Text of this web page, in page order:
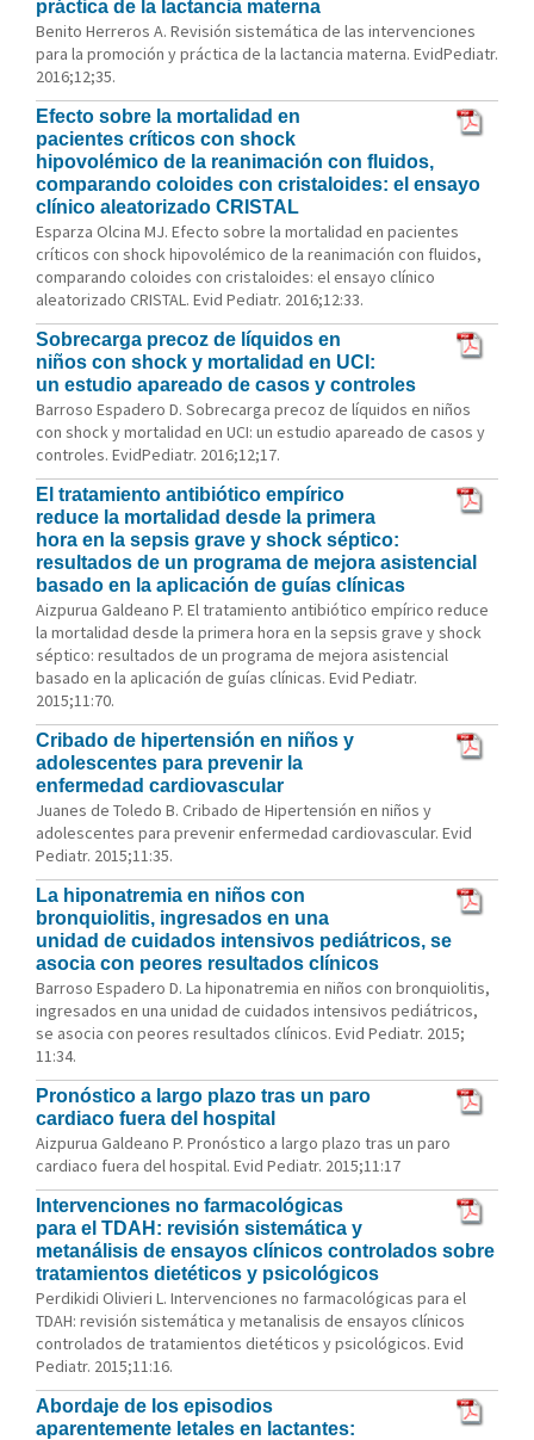
práctica de la lactancia materna
Benito Herreros A. Revisión sistemática de las intervenciones
para la promoción y práctica de la lactancia materna. EvidPediatr.
2016;12;35.
Efecto sobre la mortalidad en
pacientes críticos con shock
hipovolémico de la reanimación con fluidos,
comparando coloides con cristaloides: el ensayo
clínico aleatorizado CRISTAL
Esparza Olcina MJ. Efecto sobre la mortalidad en pacientes
críticos con shock hipovolémico de la reanimación con fluidos,
comparando coloides con cristaloides: el ensayo clínico
aleatorizado CRISTAL. Evid Pediatr. 2016;12:33.
Sobrecarga precoz de líquidos en
niños con shock y mortalidad en UCI:
un estudio apareado de casos y controles
Barroso Espadero D. Sobrecarga precoz de líquidos en niños
con shock y mortalidad en UCI: un estudio apareado de casos y
controles. EvidPediatr. 2016;12;17.
El tratamiento antibiótico empírico
reduce la mortalidad desde la primera
hora en la sepsis grave y shock séptico:
resultados de un programa de mejora asistencial
basado en la aplicación de guías clínicas
Aizpurua Galdeano P. El tratamiento antibiótico empírico reduce
la mortalidad desde la primera hora en la sepsis grave y shock
séptico: resultados de un programa de mejora asistencial
basado en la aplicación de guías clínicas. Evid Pediatr.
2015;11:70.
Cribado de hipertensión en niños y
adolescentes para prevenir la
enfermedad cardiovascular
Juanes de Toledo B. Cribado de Hipertensión en niños y
adolescentes para prevenir enfermedad cardiovascular. Evid
Pediatr. 2015;11:35.
La hiponatremia en niños con
bronquiolitis, ingresados en una
unidad de cuidados intensivos pediátricos, se
asocia con peores resultados clínicos
Barroso Espadero D. La hiponatremia en niños con bronquiolitis,
ingresados en una unidad de cuidados intensivos pediátricos,
se asocia con peores resultados clínicos. Evid Pediatr. 2015;
11:34.
Pronóstico a largo plazo tras un paro
cardiaco fuera del hospital
Aizpurua Galdeano P. Pronóstico a largo plazo tras un paro
cardiaco fuera del hospital. Evid Pediatr. 2015;11:17
Intervenciones no farmacológicas
para el TDAH: revisión sistemática y
metanálisis de ensayos clínicos controlados sobre
tratamientos dietéticos y psicológicos
Perdikidi Olivieri L. Intervenciones no farmacológicas para el
TDAH: revisión sistemática y metanalisis de ensayos clínicos
controlados de tratamientos dietéticos y psicológicos. Evid
Pediatr. 2015;11:16.
Abordaje de los episodios
aparentemente letales en lactantes: